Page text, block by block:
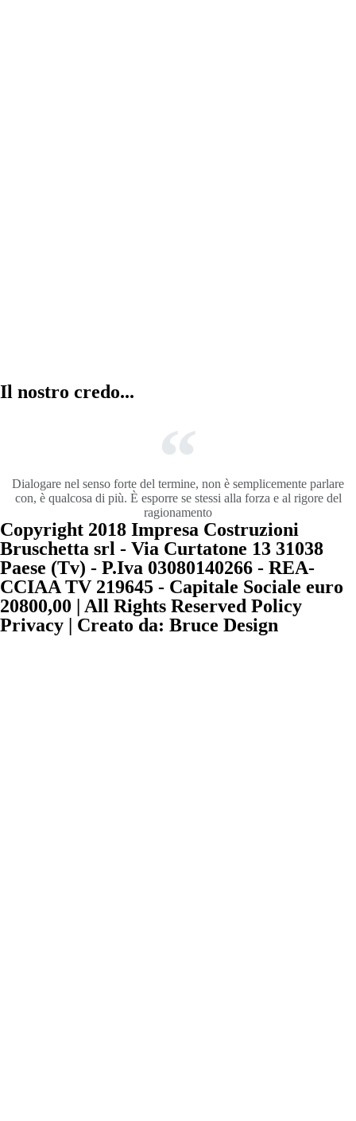
Il nostro credo...
Dialogare nel senso forte del termine, non è semplicemente parlare
con, è qualcosa di più. È esporre se stessi alla forza e al rigore del
ragionamento
Copyright 2018 Impresa Costruzioni
Bruschetta srl - Via Curtatone 13 31038
Paese (Tv) - P.Iva 03080140266 - REA-
CCIAA TV 219645 - Capitale Sociale euro
20800,00 | All Rights Reserved Policy
Privacy | Creato da: Bruce Design